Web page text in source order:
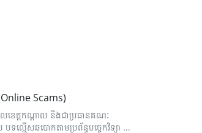
(Online Scams)
ខេត្តកណ្តាល និងជាប្រធានគណៈ
បទល្មើសឆបោកតាមប្រព័ន្ធបច្ចេកវិទ្យា ...